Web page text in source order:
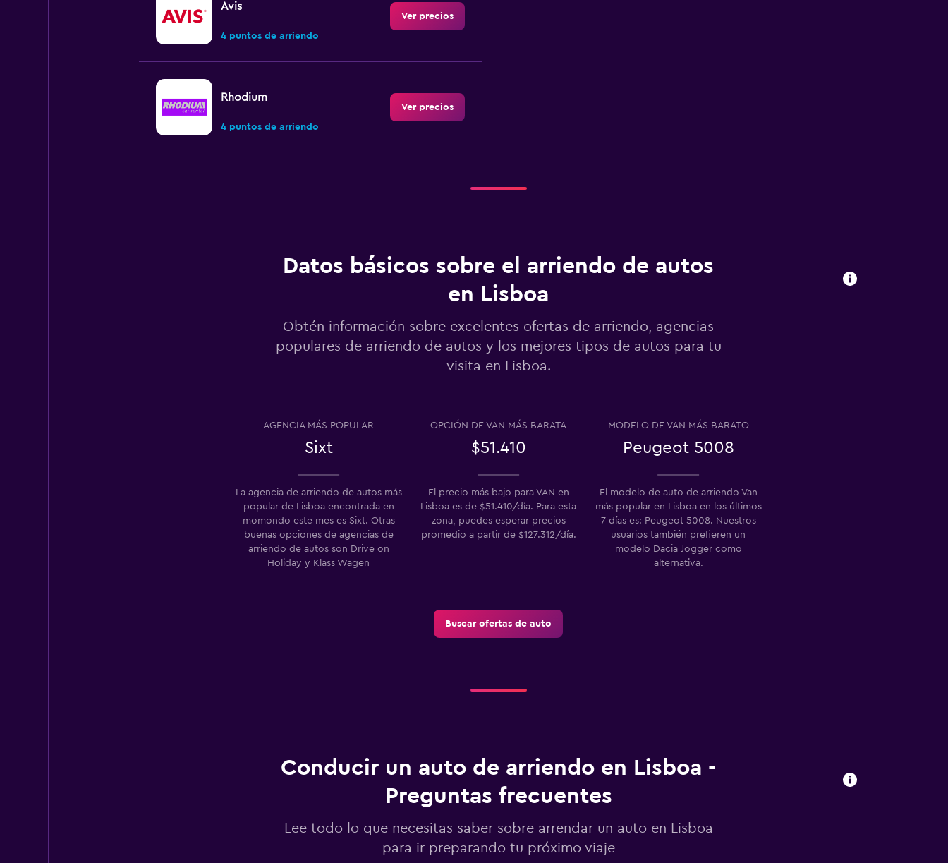
Avis
4 puntos de arriendo
Ver precios
Rhodium
4 puntos de arriendo
Ver precios
Ver precios
2 puntos de arriendo
Datos básicos sobre el arriendo de autos
en Lisboa
Obtén información sobre excelentes ofertas de arriendo, agencias
populares de arriendo de autos y los mejores tipos de autos para tu
visita en Lisboa.
AGENCIA MÁS POPULAR
Sixt
OPCIÓN DE VAN MÁS BARATA
$51.410
MODELO DE VAN MÁS BARATO
Peugeot 5008
La agencia de arriendo de autos más
popular de Lisboa encontrada en
momondo este mes es Sixt. Otras
buenas opciones de agencias de
arriendo de autos son Drive on
Holiday y Klass Wagen
El precio más bajo para VAN en
Lisboa es de $51.410/día. Para esta
zona, puedes esperar precios
promedio a partir de $127.312/día.
El modelo de auto de arriendo Van
más popular en Lisboa en los últimos
7 días es: Peugeot 5008. Nuestros
usuarios también prefieren un
modelo Dacia Jogger como
alternativa.
Buscar ofertas de auto
Conducir un auto de arriendo en Lisboa -
Preguntas frecuentes
Lee todo lo que necesitas saber sobre arrendar un auto en Lisboa
para ir preparando tu próximo viaje